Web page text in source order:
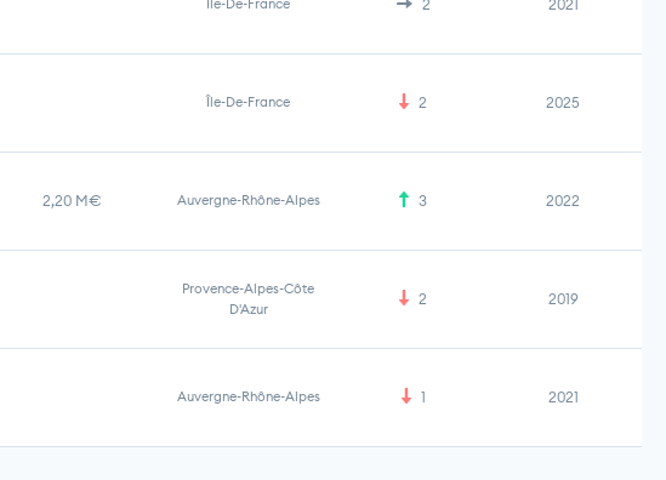
Île-De-France 2 2021
Île-De-France 2 2025
2,20 M€ Auvergne-Rhône-Alpes 3 2022
Provence-Alpes-Côte
D'Azur
2 2019
Auvergne-Rhône-Alpes 1 2021